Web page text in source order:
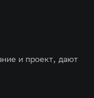
и проект, дают